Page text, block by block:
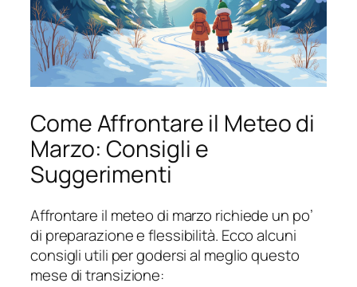
Come Affrontare il Meteo di
Marzo: Consigli e
Suggerimenti
Affrontare il meteo di marzo richiede un po’
di preparazione e flessibilità. Ecco alcuni
consigli utili per godersi al meglio questo
mese di transizione: